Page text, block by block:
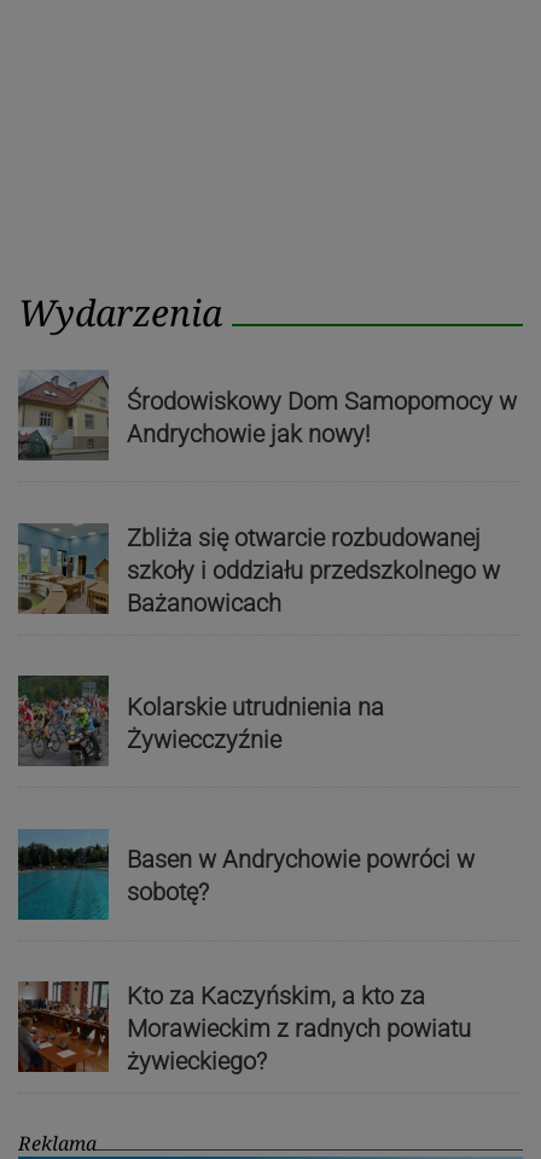
Wydarzenia
Środowiskowy Dom Samopomocy w
Andrychowie jak nowy!
Zbliża się otwarcie rozbudowanej
szkoły i oddziału przedszkolnego w
Bażanowicach
Kolarskie utrudnienia na
Żywiecczyźnie
Basen w Andrychowie powróci w
sobotę?
Kto za Kaczyńskim, a kto za
Morawieckim z radnych powiatu
żywieckiego?
Reklama